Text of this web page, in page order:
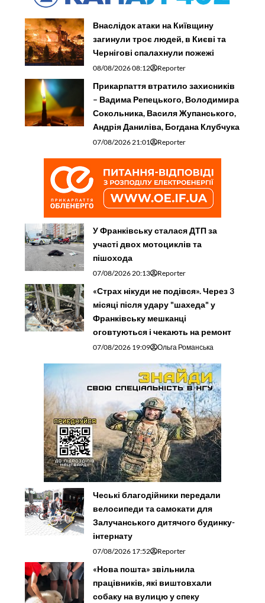
Внаслідок атаки на Київщину
загинули троє людей, в Києві та
Чернігові спалахнули пожежі
08/08/2026 08:12 Reporter
Прикарпаття втратило захисників
– Вадима Репецького, Володимира
Сокольника, Василя Жупанського,
Андрія Даниліва, Богдана Клубчука
07/08/2026 21:01 Reporter
У Франківську сталася ДТП за
участі двох мотоциклів та
пішохода
07/08/2026 20:13 Reporter
«Страх нікуди не подівся». Через 3
місяці після удару "шахеда" у
Франківську мешканці
оговтуються і чекають на ремонт
07/08/2026 19:09 Ольга Романська
Чеські благодійники передали
велосипеди та самокати для
Залучанського дитячого будинку-
інтернату
07/08/2026 17:52 Reporter
«Нова пошта» звільнила
працівників, які виштовхали
собаку на вулицю у спеку